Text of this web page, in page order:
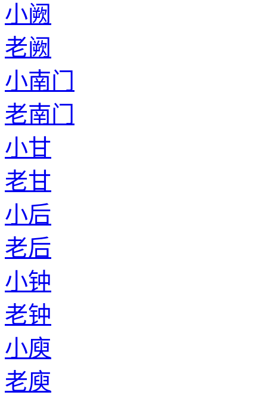
小阙
老阙
小南门
老南门
小甘
老甘
小后
老后
小钟
老钟
小庾
老庾